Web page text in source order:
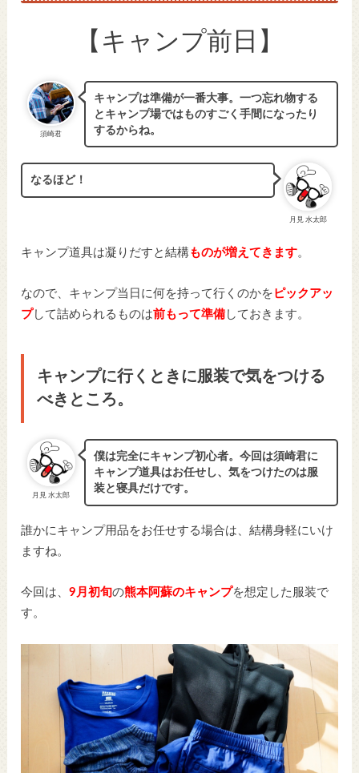
【キャンプ前日】
須崎君
キャンプは準備が一番大事。一つ忘れ物する
とキャンプ場ではものすごく手間になったり
するからね。
月見 水太郎
なるほど！
キャンプ道具は凝りだすと結構ものが増えてきます。
なので、キャンプ当日に何を持って行くのかを ピックアッ
プ して詰められるものは前もって準備しておきます。
キャンプに行くときに服装で気をつける
べきところ。
月見 水太郎
僕は完全にキャンプ初心者。今回は須崎君に
キャンプ道具はお任せし、気をつけたのは服
装と寝具だけです。
誰かにキャンプ用品をお任せする場合は、結構身軽にいけ
ますね。
今回は、9月初旬の熊本阿蘇のキャンプを想定した服装で
す。